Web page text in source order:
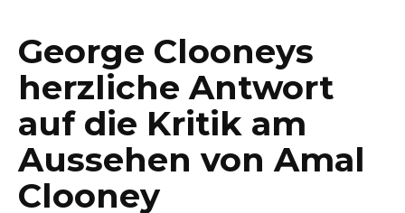
George Clooneys
herzliche Antwort
auf die Kritik am
Aussehen von Amal
Clooney